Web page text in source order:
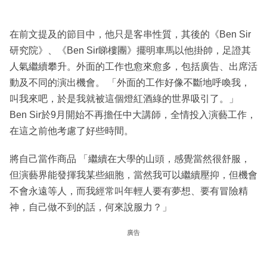
在前文提及的節目中，他只是客串性質，其後的《Ben Sir
研究院》、《Ben Sir睇樓團》擺明車馬以他掛帥，足證其
人氣繼續攀升。外面的工作也愈來愈多，包括廣告、出席活
動及不同的演出機會。 「外面的工作好像不斷地呼喚我，
叫我來吧，於是我就被這個燈紅酒綠的世界吸引了。」
Ben Sir於9月開始不再擔任中大講師，全情投入演藝工作，
在這之前他考慮了好些時間。
將自己當作商品 「繼續在大學的山頭，感覺當然很舒服，
但演藝界能發揮我某些細胞，當然我可以繼續壓抑，但機會
不會永遠等人，而我經常叫年輕人要有夢想、要有冒險精
神，自己做不到的話，何來說服力？」
廣告